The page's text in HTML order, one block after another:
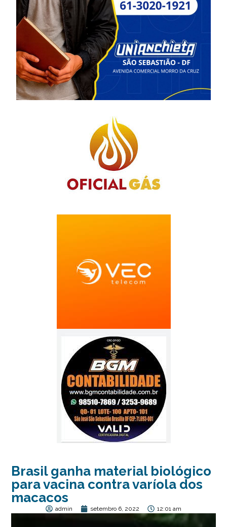
Brasil ganha material biológico
para vacina contra varíola dos
macacos
admin setembro 6, 2022 12:01 am